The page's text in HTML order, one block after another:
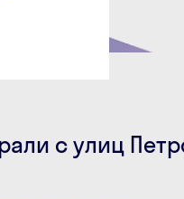
с улиц